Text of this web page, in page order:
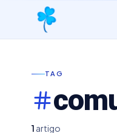
TAG
1 artigo